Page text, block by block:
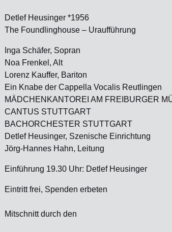
Detlef Heusinger *1956
The Foundlinghouse – Uraufführung
Inga Schäfer, Sopran
Noa Frenkel, Alt
Lorenz Kauffer, Bariton
Ein Knabe der Cappella Vocalis Reutlingen
MÄDCHENKANTOREI AM FREIBURGER
CANTUS STUTTGART
BACHORCHESTER STUTTGART
Detlef Heusinger, Szenische Einrichtung
Jörg-Hannes Hahn, Leitung
Einführung 19.30 Uhr: Detlef Heusinger
Eintritt frei, Spenden erbeten
Mitschnitt durch den